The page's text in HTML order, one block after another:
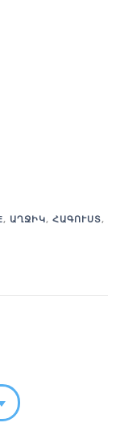
, ԱՂՋԻԿ, ՀԱԳՈՒՍՏ,